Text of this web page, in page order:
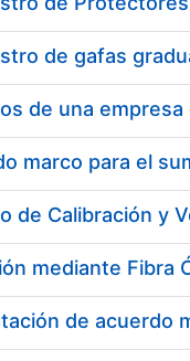
Ezkutatu
marco para el